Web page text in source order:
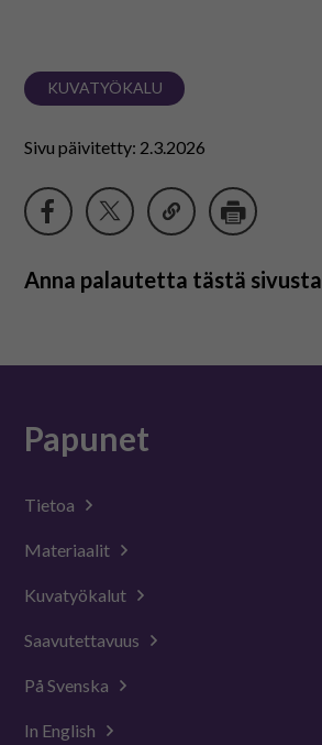
KUVATYÖKALU
Sivu päivitetty: 2.3.2026
Anna palautetta tästä sivusta
Papunet
Tietoa
Materiaalit
Kuvatyökalut
Saavutettavuus
På Svenska
In English